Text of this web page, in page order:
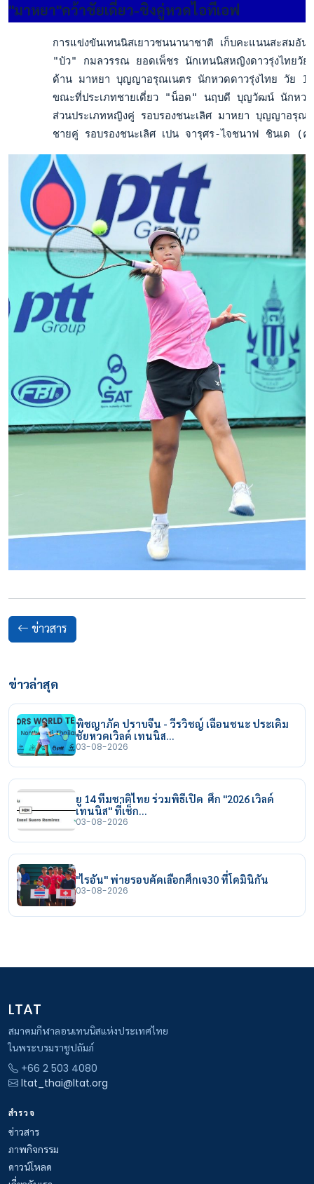
"มาหยา"คว้าชัยเดี่ยว-ชิงคู่หวดไอทีเอฟ
การแข่งขันเทนนิสเยาวชนนานาชาติ เก็บคะแนนสะสมอัน
"บัว" กมลวรรณ ยอดเพ็ชร นักเทนนิสหญิงดาวรุ่งไทยวั
ด้าน มาหยา บุญญาอรุณเนตร นักหวดดาวรุ่งไทย วัย 15
ขณะที่ประเภทชายเดี่ยว "น็อต" นฤบดี บุญวัฒน์ นักหวด
ส่วนประเภทหญิงคู่ รอบรองชนะเลิศ มาหยา บุญญาอรุณ
ชายคู่ รอบรองชนะเลิศ เปน จารุศร-ไจชนาฟ ชินเด (
ข่าวสาร
ข่าวล่าสุด
พิชญาภัค ปราบจีน - วีรวิชญ์ เฉือนชนะ ประเดิม
ชัยหวดเวิลด์ เทนนิส…
03-08-2026
ยู 14 ทีมชาติไทย ร่วมพิธีเปิด ศึก "2026 เวิลด์
เทนนิส" ที่เช็ก…
03-08-2026
"ไรอัน" พ่ายรอบคัดเลือกศึกเจ30 ที่โดมินิกัน
03-08-2026
LTAT
สมาคมกีฬาลอนเทนนิสแห่งประเทศไทย
ในพระบรมราชูปถัมภ์
+66 2 503 4080
ltat_thai@ltat.org
สำรวจ
ข่าวสาร
ภาพกิจกรรม
ดาวน์โหลด